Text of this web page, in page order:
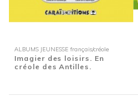
ALBUMS JEUNESSE français/créole
Imagier des loisirs. En
créole des Antilles.